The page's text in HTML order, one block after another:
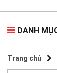
DANH
Trang chủ